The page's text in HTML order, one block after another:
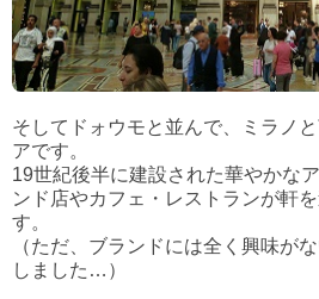
そしてドォウモと並んで、ミラノ
アです。
19世紀後半に建設された華やかな
ンド店やカフェ・レストランが軒
す。
（ただ、ブランドには全く興味が
しました…）